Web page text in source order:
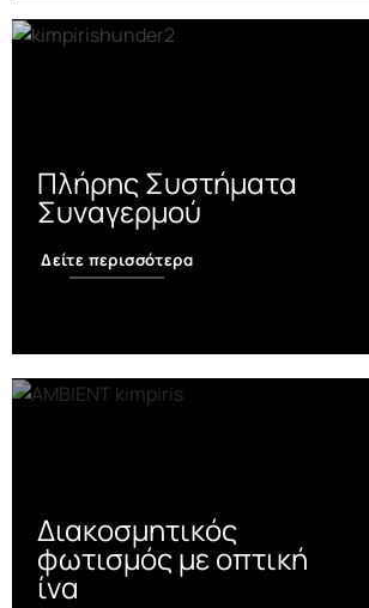
Πλήρης Συστήματα
Συναγερμού
Δείτε περισσότερα
Διακοσμητικός
φωτισμός με οπτική
ίνα